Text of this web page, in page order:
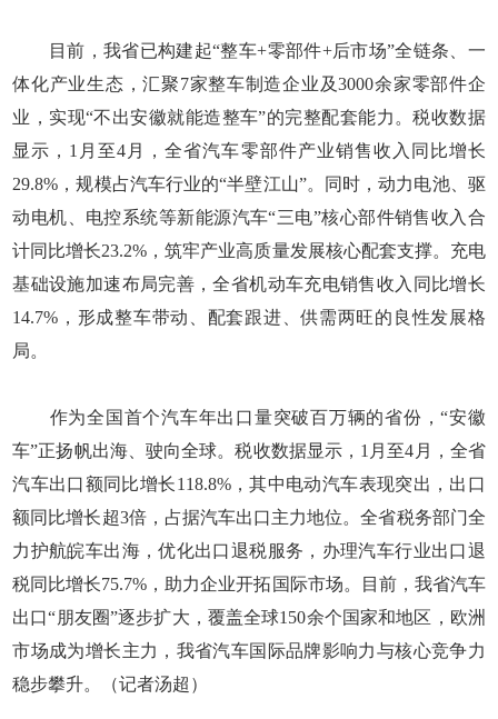
目前，我省已构建起“整车+零部件+后市场”全链条、一
体化产业生态，汇聚7家整车制造企业及3000余家零部件企
业，实现“不出安徽就能造整车”的完整配套能力。税收数据
显示，1月至4月，全省汽车零部件产业销售收入同比增长
29.8%，规模占汽车行业的“半壁江山”。同时，动力电池、驱
动电机、电控系统等新能源汽车“三电”核心部件销售收入合
计同比增长23.2%，筑牢产业高质量发展核心配套支撑。充电
基础设施加速布局完善，全省机动车充电销售收入同比增长
14.7%，形成整车带动、配套跟进、供需两旺的良性发展格
局。
作为全国首个汽车年出口量突破百万辆的省份，“安徽
车”正扬帆出海、驶向全球。税收数据显示，1月至4月，全省
汽车出口额同比增长118.8%，其中电动汽车表现突出，出口
额同比增长超3倍，占据汽车出口主力地位。全省税务部门全
力护航皖车出海，优化出口退税服务，办理汽车行业出口退
税同比增长75.7%，助力企业开拓国际市场。目前，我省汽车
出口“朋友圈”逐步扩大，覆盖全球150余个国家和地区，欧洲
市场成为增长主力，我省汽车国际品牌影响力与核心竞争力
稳步攀升。（记者汤超）